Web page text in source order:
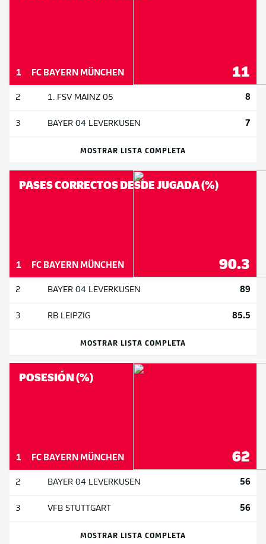
1 FC BAYERN MÜNCHEN 11
2 1. FSV MAINZ 05 8
3 BAYER 04 LEVERKUSEN 7
MOSTRAR LISTA COMPLETA
PASES CORRECTOS DESDE JUGADA (%)
1 FC BAYERN MÜNCHEN 90.3
2 BAYER 04 LEVERKUSEN 89
3 RB LEIPZIG 85.5
MOSTRAR LISTA COMPLETA
POSESIÓN (%)
1 FC BAYERN MÜNCHEN 62
2 BAYER 04 LEVERKUSEN 56
3 VFB STUTTGART 56
MOSTRAR LISTA COMPLETA